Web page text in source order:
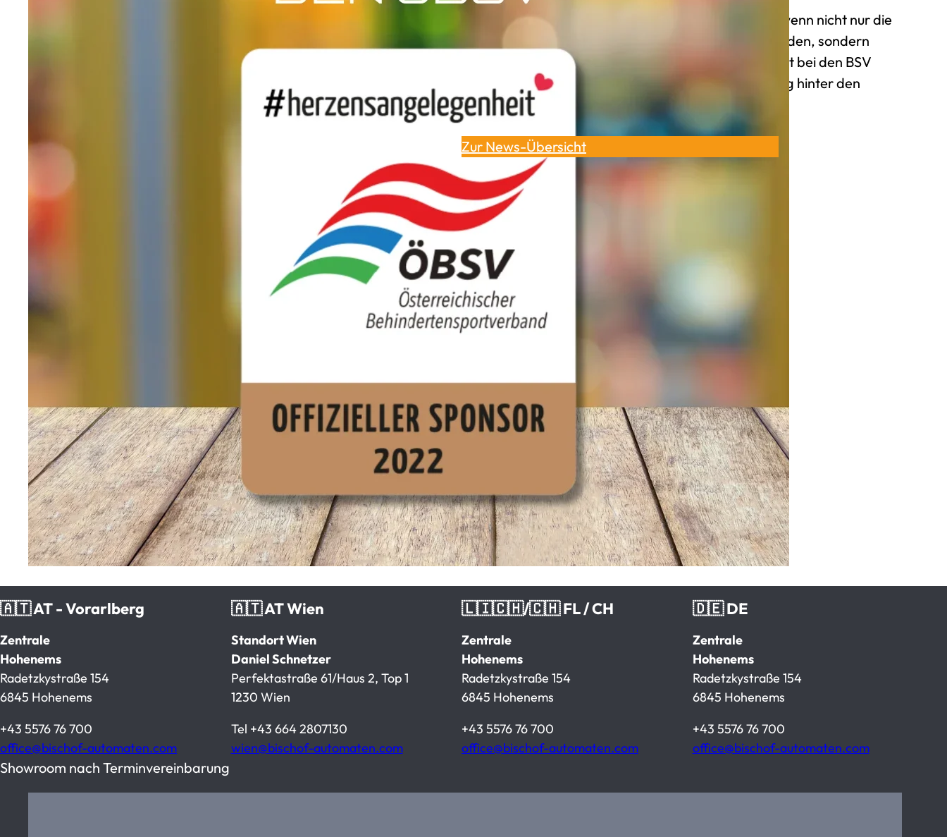
Andreas Bischof erklärt: “Wir finden es sehr schön, wenn nicht nur die
großen, bekannten Leistungssportler unterstützt werden, sondern
auch die Sportler, die es nicht so leicht haben. Es steht bei den BSV
Sportlern auch immer eine große finanzielle Belastung hinter den
benötigten Gerätschaften.”
Zur News-Übersicht
🇦🇹 AT - Vorarlberg
Zentrale
Hohenems
Radetzkystraße 154
6845 Hohenems
+43 5576 76 700
office@bischof-automaten.com
🇦🇹 AT Wien
Standort Wien
Daniel Schnetzer
Perfektastraße 61/Haus 2, Top 1
1230 Wien
Tel +43 664 2807130
wien@bischof-automaten.com
🇱🇮🇨🇭/🇨🇭 FL / CH
Zentrale
Hohenems
Radetzkystraße 154
6845 Hohenems
+43 5576 76 700
office@bischof-automaten.com
🇩🇪 DE
Zentrale
Hohenems
Radetzkystraße 154
6845 Hohenems
+43 5576 76 700
office@bischof-automaten.com
Showroom nach Terminvereinbarung